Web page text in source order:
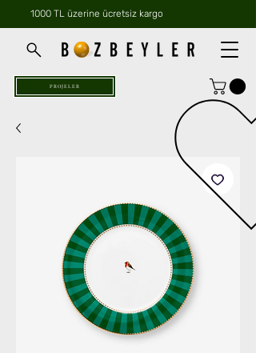
1000 TL üzerine ücretsiz kargo
PROJELER